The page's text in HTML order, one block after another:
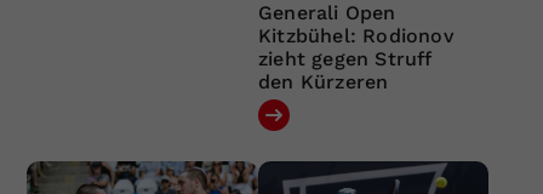
Generali Open
Kitzbühel: Rodionov
zieht gegen Struff
den Kürzeren